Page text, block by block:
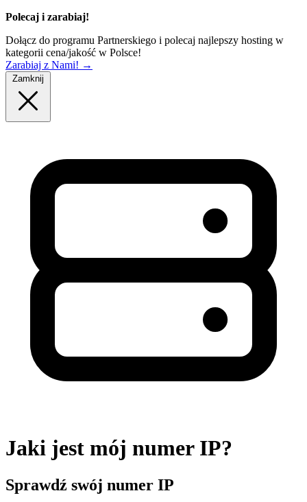
Polecaj i zarabiaj!
Dołącz do programu Partnerskiego i polecaj najlepszy hosting w
kategorii cena/jakość w Polsce!
Zarabiaj z Nami! →
Zamknij
Jaki jest mój numer IP?
Sprawdź swój numer IP